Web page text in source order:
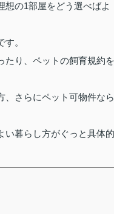
の1部屋をどう選べばよ
。
たり、ペットの飼育規約を
、さらにペット可物件なら
い暮らし方がぐっと具体的